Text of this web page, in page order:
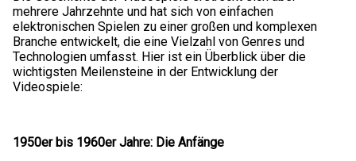
mehrere Jahrzehnte und hat sich von einfachen
elektronischen Spielen zu einer großen und komplexen
Branche entwickelt, die eine Vielzahl von Genres und
Technologien umfasst. Hier ist ein Überblick über die
wichtigsten Meilensteine in der Entwicklung der
Videospiele:
1950er bis 1960er Jahre: Die Anfänge